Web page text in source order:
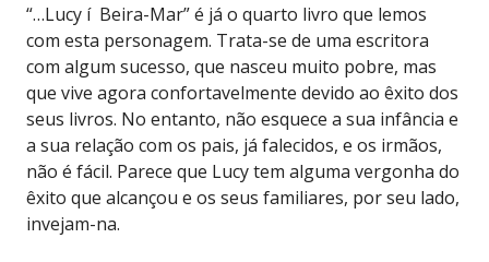
“…Lucy í Beira-Mar” é já o quarto livro que lemos
com esta personagem. Trata-se de uma escritora
com algum sucesso, que nasceu muito pobre, mas
que vive agora confortavelmente devido ao êxito dos
seus livros. No entanto, não esquece a sua infância e
a sua relação com os pais, já falecidos, e os irmãos,
não é fácil. Parece que Lucy tem alguma vergonha do
êxito que alcançou e os seus familiares, por seu lado,
invejam-na.